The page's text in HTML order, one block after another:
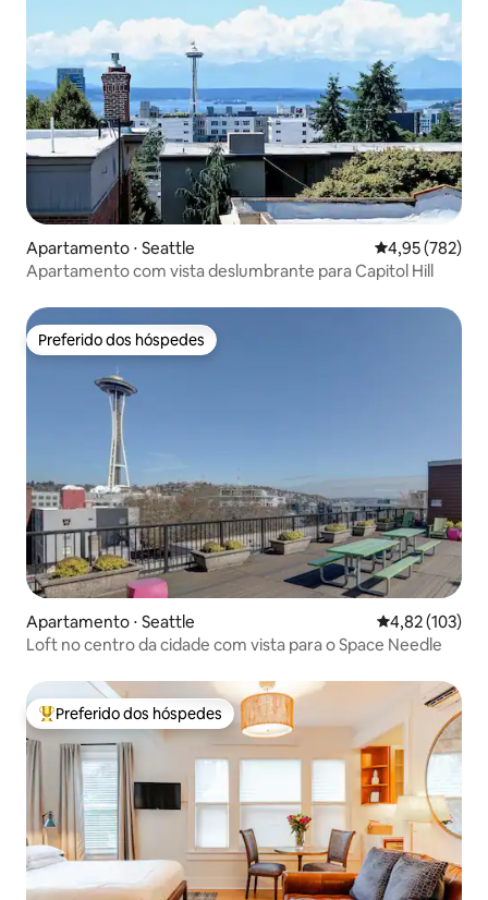
Apartamento ⋅ Seattle 4,95 de uma
4,95 (782)
Apartamento com vista deslumbrante para Capitol Hill
Preferido dos hóspedes
Preferido dos hóspedes
Apartamento ⋅ Seattle 4,82 de uma
4,82 (103)
Loft no centro da cidade com vista para o Space Needle
Entre os melhores preferidos dos hóspedes
Preferido dos hóspedes